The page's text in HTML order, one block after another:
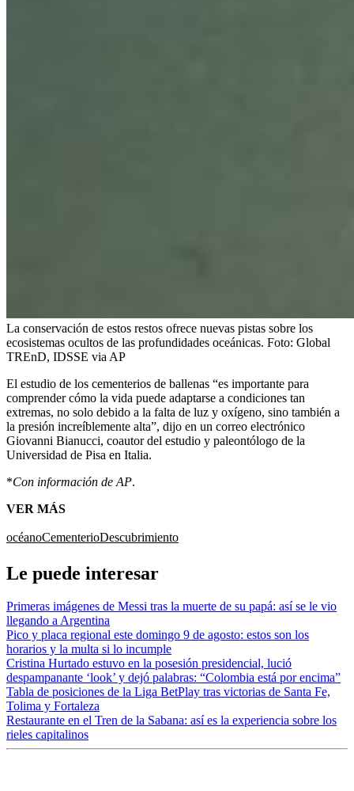
La conservación de estos restos ofrece nuevas pistas sobre los
ecosistemas ocultos de las profundidades oceánicas. Foto: Global
TREnD, IDSSE via AP
El estudio de los cementerios de ballenas “es importante para
comprender cómo la vida puede adaptarse a condiciones tan
extremas, no solo debido a la falta de luz y oxígeno, sino también a
la presión increíblemente alta”, dijo en un correo electrónico
Giovanni Bianucci, coautor del estudio y paleontólogo de la
Universidad de Pisa en Italia.
*Con información de AP.
VER MÁS
océanoCementerioDescubrimiento
Le puede interesar
Primeras imágenes de Messi tras la muerte de su papá: así se le vio
llegando a Argentina
Pico y placa regional este domingo 9 de agosto: estos son los
horarios y la multa si lo incumple
Cristina Hurtado estuvo en la posesión presidencial, lució
despampanante ‘look’ y dejó palabras: “Colombia está por encima”
Tabla de posiciones de la Liga BetPlay tras victorias de Santa Fe,
Tolima y Fortaleza
Restaurante en el Tren de la Sabana: así es la experiencia sobre los
rieles capitalinos